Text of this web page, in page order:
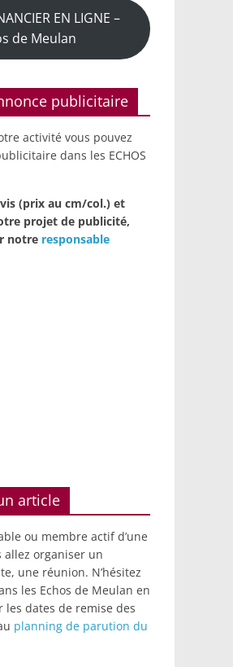
EN LIGNE –
de Meulan
publicitaire
activité vous pouvez
dans les ECHOS
(prix au cm/col.) et
projet de publicité,
notre responsable
article
ou membre actif d’une
allez organiser un
une réunion. N’hésitez
les Echos de Meulan en
les dates de remise des
planning de parution du